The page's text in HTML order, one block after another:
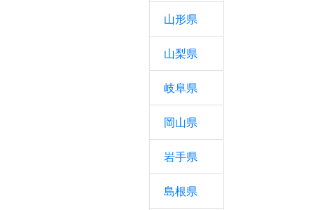
山形県
山梨県
岐阜県
岡山県
岩手県
島根県